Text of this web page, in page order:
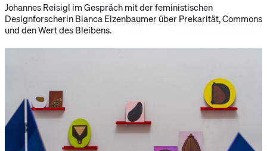
Johannes Reisigl im Gespräch mit der feministischen
Designforscherin Bianca Elzenbaumer über Prekarität, Commons
und den Wert des Bleibens.